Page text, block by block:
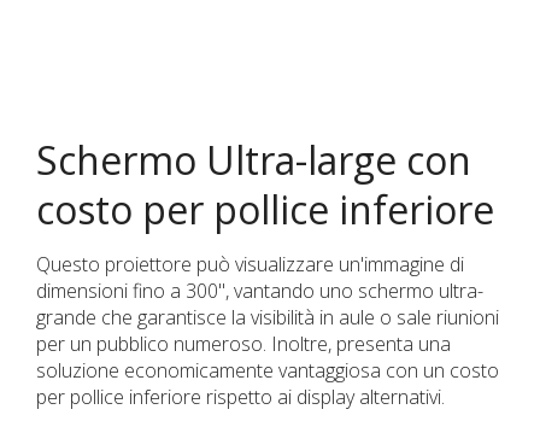
Schermo Ultra-large con
costo per pollice inferiore
Questo proiettore può visualizzare un'immagine di
dimensioni fino a 300", vantando uno schermo ultra-
grande che garantisce la visibilità in aule o sale riunioni
per un pubblico numeroso. Inoltre, presenta una
soluzione economicamente vantaggiosa con un costo
per pollice inferiore rispetto ai display alternativi.